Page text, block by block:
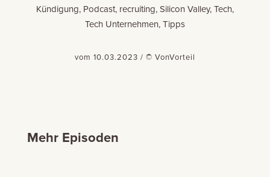
Kündigung, Podcast, recruiting, Silicon Valley, Tech,
Tech Unternehmen, Tipps
vom 10.03.2023 / © VonVorteil
Mehr Episoden